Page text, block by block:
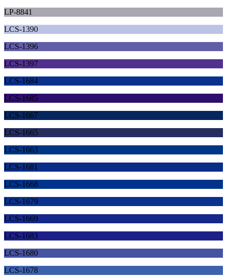
LP-8841
LCS-1390
LCS-1396
LCS-1397
LCS-1684
LCS-1685
LCS-1667
LCS-1665
LCS-1663
LCS-1681
LCS-1668
LCS-1679
LCS-1669
LCS-1683
LCS-1680
LCS-1678